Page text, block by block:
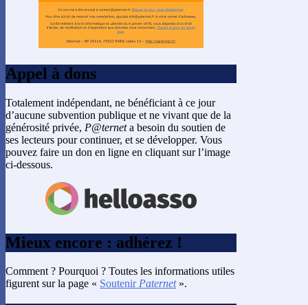
Appel à dons
Totalement indépendant, ne bénéficiant à ce jour
d’aucune subvention publique et ne vivant que de la
générosité privée, P@terneta besoin du soutien de
ses lecteurs pour continuer, et se développer. Vous
pouvez faire un don en ligne en cliquant sur l’image
ci-dessous.
Mieux encore : adhérez !
Comment ? Pourquoi ? Toutes les informations utiles
figurent sur la page « SoutenirPaternet».